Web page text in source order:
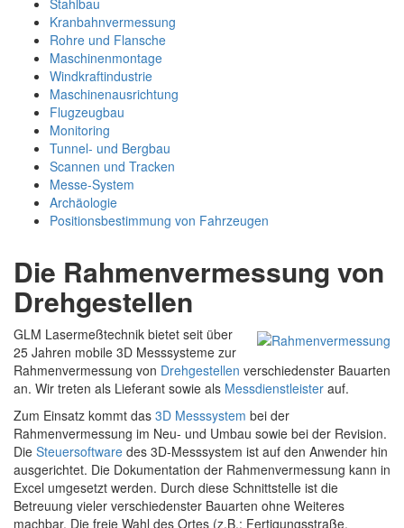
Stahlbau
Kranbahnvermessung
Rohre und Flansche
Maschinenmontage
Windkraftindustrie
Maschinenausrichtung
Flugzeugbau
Monitoring
Tunnel- und Bergbau
Scannen und Tracken
Messe-System
Archäologie
Positionsbestimmung von Fahrzeugen
Die Rahmenvermessung von
Drehgestellen
GLM Lasermeßtechnik bietet seit über
25 Jahren mobile 3D Messsysteme zur
Rahmenvermessung von Drehgestellen verschiedenster Bauarten
an. Wir treten als Lieferant sowie als Messdienstleister auf.
Zum Einsatz kommt das 3D Messsystem bei der
Rahmenvermessung im Neu- und Umbau sowie bei der Revision.
Die Steuersoftware des 3D-Messsystem ist auf den Anwender hin
ausgerichtet. Die Dokumentation der Rahmenvermessung kann in
Excel umgesetzt werden. Durch diese Schnittstelle ist die
Betreuung vieler verschiedenster Bauarten ohne Weiteres
machbar. Die freie Wahl des Ortes (z.B.: Fertigungsstraße,